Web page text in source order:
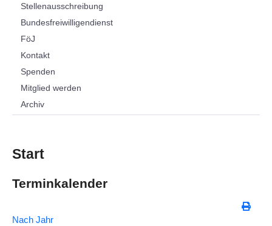
Stellenausschreibung
Bundesfreiwilligendienst
FöJ
Kontakt
Spenden
Mitglied werden
Archiv
Start
Terminkalender
Nach Jahr